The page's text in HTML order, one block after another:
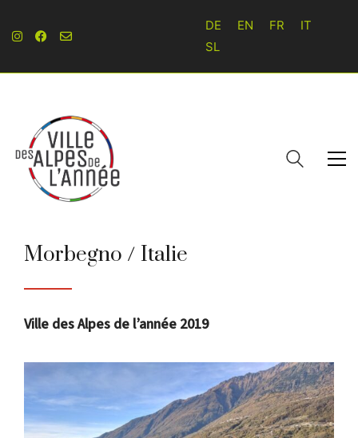
DE EN FR
IT
SL
Morbegno / Italie
Ville des Alpes de l’année 2019